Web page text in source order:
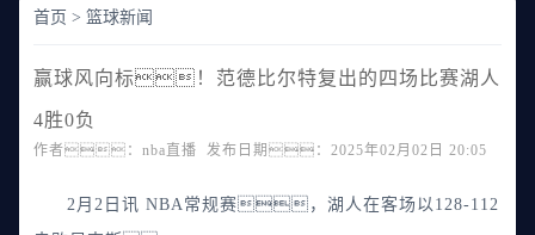
首页 > 篮球新闻
赢球风向标！范德比尔特复出的四场比赛湖人
4胜0负
作者：nba直播 发布日期：2025年02月02日 20:05
2月2日讯 NBA常规赛，湖人在客场以128-112